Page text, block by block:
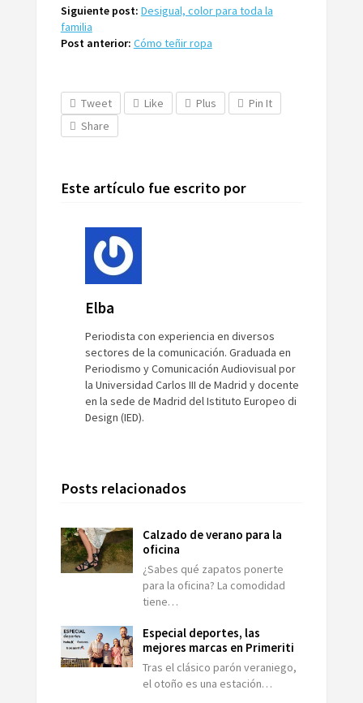
Siguiente post: Desigual, color para toda la
familia
Post anterior: Cómo teñir ropa
Tweet Like Plus
Pin It
Share
Este artículo fue escrito por
Elba
Periodista con experiencia en diversos
sectores de la comunicación. Graduada en
Periodismo y Comunicación Audiovisual por
la Universidad Carlos III de Madrid y docente
en la sede de Madrid del Istituto Europeo di
Design (IED).
Posts relacionados
Calzado de verano para la
oficina
¿Sabes qué zapatos ponerte
para la oficina? La comodidad
tiene…
Especial deportes, las
mejores marcas en Primeriti
Tras el clásico parón veraniego,
el otoño es una estación…